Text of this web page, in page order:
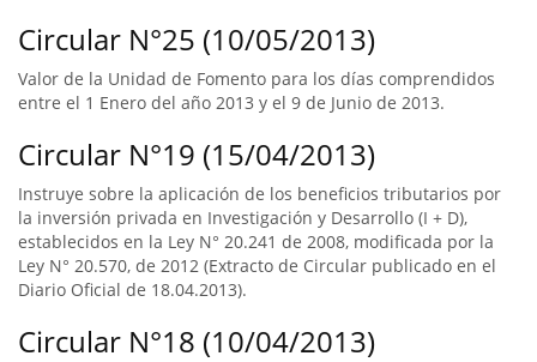
Circular N°25 (10/05/2013)
Valor de la Unidad de Fomento para los días comprendidos
entre el 1 Enero del año 2013 y el 9 de Junio de 2013.
Circular N°19 (15/04/2013)
Instruye sobre la aplicación de los beneficios tributarios por
la inversión privada en Investigación y Desarrollo (I + D),
establecidos en la Ley N° 20.241 de 2008, modificada por la
Ley N° 20.570, de 2012 (Extracto de Circular publicado en el
Diario Oficial de 18.04.2013).
Circular N°18 (10/04/2013)